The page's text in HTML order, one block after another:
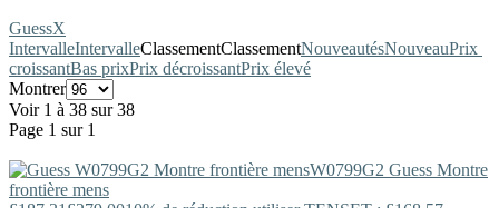
GuessX
IntervalleIntervalleClassementClassementNouveautésNouveauPrix ​​
croissantBas prixPrix décroissantPrix élevé
Montrer
Voir 1 à 38 sur 38
Page 1 sur 1
W0799G2 Guess Montre
frontière mens